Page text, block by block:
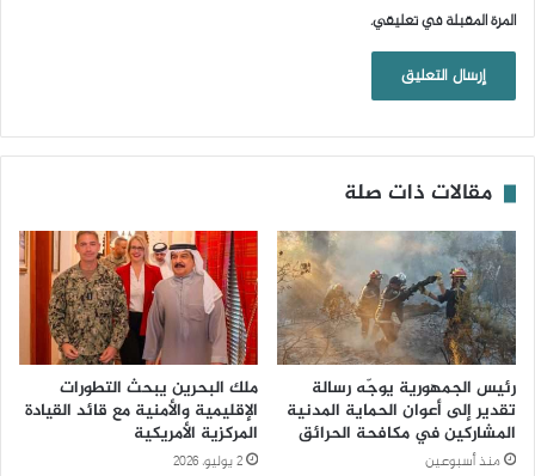
المرة المقبلة في تعليقي.
مقالات ذات صلة
رئيس الجمهورية يوجّه رسالة
تقدير إلى أعوان الحماية المدنية
المشاركين في مكافحة الحرائق
منذ أسبوعين
ملك البحرين يبحث التطورات
الإقليمية والأمنية مع قائد القيادة
المركزية الأمريكية
2 يوليو، 2026